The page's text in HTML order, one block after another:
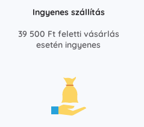
Ingyenes szállítás
39 500 Ft feletti vásárlás
esetén ingyenes